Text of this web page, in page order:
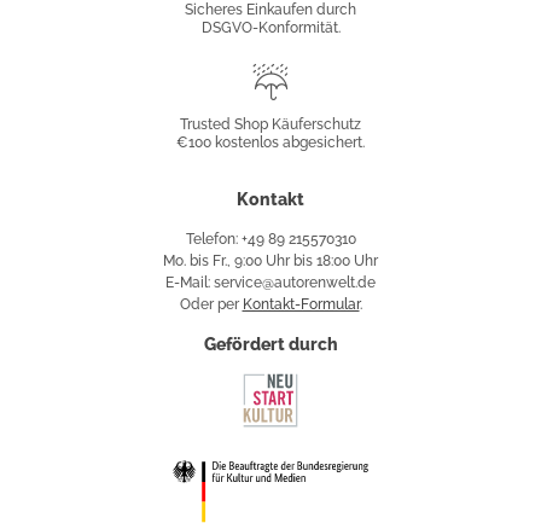
Sicheres Einkaufen durch
DSGVO-Konformität.
Käuferschutz
Trusted Shop Käuferschutz
€100 kostenlos abgesichert.
Kontakt
Telefon: +49 89 215570310
Mo. bis Fr., 9:00 Uhr bis 18:00 Uhr
E-Mail: service@autorenwelt.de
Oder per Kontakt-Formular.
Gefördert durch